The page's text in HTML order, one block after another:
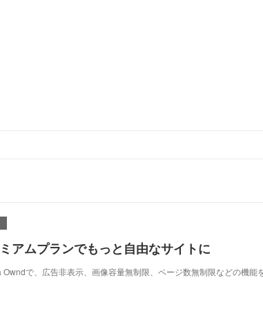
アムプランでもっと自由なサイトに
Owndで、広告非表示、画像容量無制限、ページ数無制限などの機能